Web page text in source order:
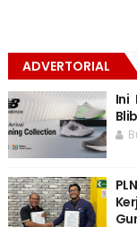
ADVERTORIAL
Ini